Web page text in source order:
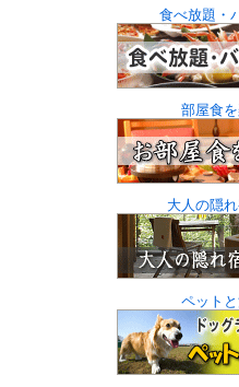
食べ放題・
部屋食
大人の隠
ペット